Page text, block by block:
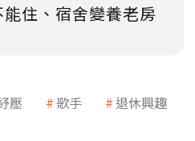
住、宿舍變養老房
壓 歌手
退休興趣